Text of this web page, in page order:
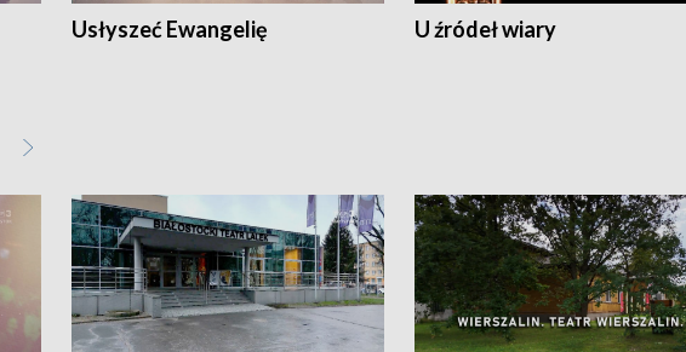
Usłyszeć Ewangelię U źródeł wiary